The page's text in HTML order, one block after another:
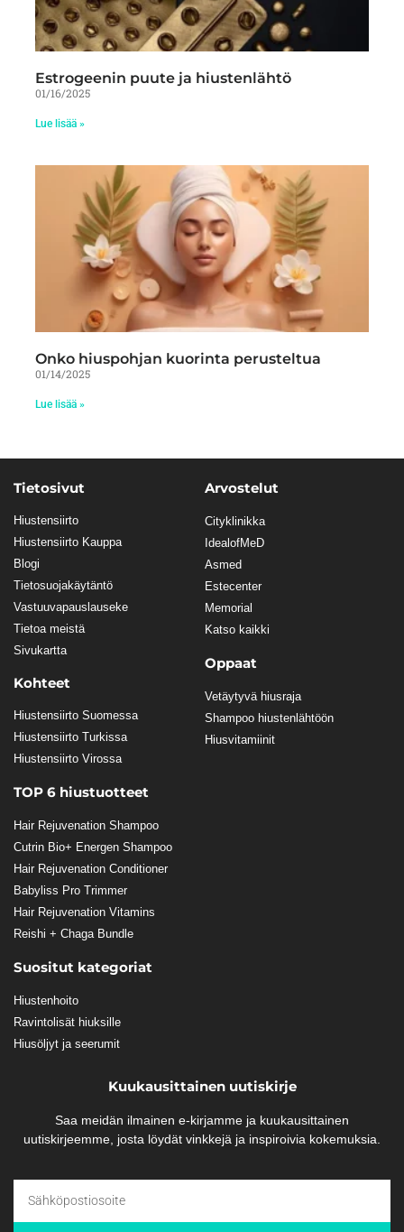
Estrogeenin puute ja hiustenlähtö
01/16/2025
Lue lisää »
Onko hiuspohjan kuorinta perusteltua
01/14/2025
Lue lisää »
Tietosivut
Hiustensiirto
Hiustensiirto Kauppa
Blogi
Tietosuojakäytäntö
Vastuuvapauslauseke
Tietoa meistä
Sivukartta
Kohteet
Hiustensiirto Suomessa
Hiustensiirto Turkissa
Hiustensiirto Virossa
Arvostelut
Cityklinikka
IdealofMeD
Asmed
Estecenter
Memorial
Katso kaikki
Oppaat
Vetäytyvä hiusraja
Shampoo hiustenlähtöön
Hiusvitamiinit
TOP 6 hiustuotteet
Hair Rejuvenation Shampoo
Cutrin Bio+ Energen Shampoo
Hair Rejuvenation Conditioner
Babyliss Pro Trimmer
Hair Rejuvenation Vitamins
Reishi + Chaga Bundle
Suositut kategoriat
Hiustenhoito
Ravintolisät hiuksille
Hiusöljyt ja seerumit
Kuukausittainen uutiskirje
Saa meidän ilmainen e-kirjamme ja kuukausittainen
uutiskirjeemme, josta löydät vinkkejä ja inspiroivia kokemuksia.